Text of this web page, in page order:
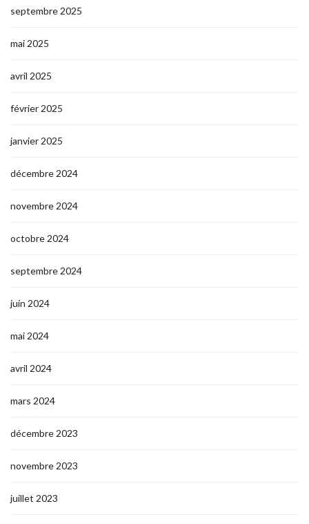
septembre 2025
mai 2025
avril 2025
février 2025
janvier 2025
décembre 2024
novembre 2024
octobre 2024
septembre 2024
juin 2024
mai 2024
avril 2024
mars 2024
décembre 2023
novembre 2023
juillet 2023